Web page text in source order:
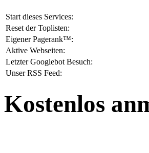
Start dieses Services:
Reset der Toplisten:
Eigener Pagerank™:
Aktive Webseiten:
Letzter Googlebot Besuch:
Unser RSS Feed:
Kostenlos